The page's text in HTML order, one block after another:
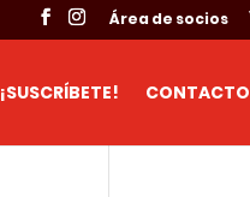
Área de socios
¡SUSCRÍBETE! CONTACTO